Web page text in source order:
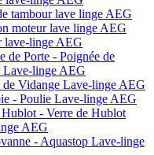
tambour lave linge AEG
moteur lave linge AEG
lave-linge AEG
de Porte - Poignée de
linge AEG
de Vidange Lave-linge AEG
- Poulie Lave-linge AEG
- Verre de Hublot
AEG
- Aquastop Lave-linge